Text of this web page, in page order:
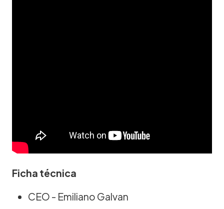
Ficha técnica
CEO - Emiliano Galvan